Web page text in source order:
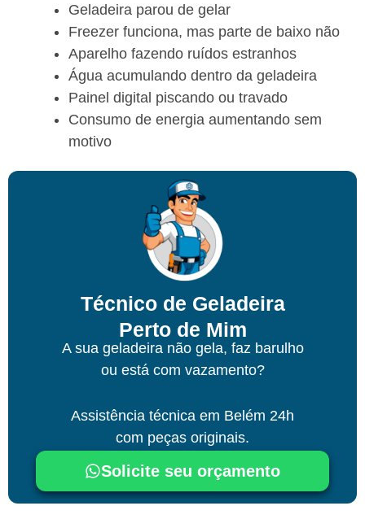
Geladeira parou de gelar
Freezer funciona, mas parte de baixo não
Aparelho fazendo ruídos estranhos
Água acumulando dentro da geladeira
Painel digital piscando ou travado
Consumo de energia aumentando sem
motivo
Técnico de Geladeira
Perto de Mim
A sua geladeira não gela, faz barulho
ou está com vazamento?
Assistência técnica em Belém 24h
com peças originais.
Solicite seu orçamento